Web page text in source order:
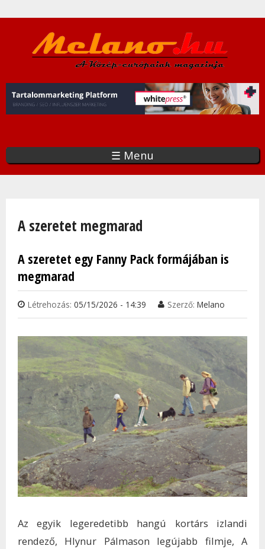
a
tartalomra
☰ Menu
A szeretet megmarad
A szeretet egy Fanny Pack formájában is
megmarad
Létrehozás: 05/15/2026 - 14:39 Szerző: Melano
Az egyik legeredetibb hangú kortárs izlandi
rendező, Hlynur Pálmason legújabb filmje, A